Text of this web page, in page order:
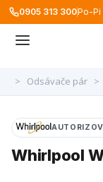
0905 313 300Po-Pi
> Odsávače pár >
Whirlpool